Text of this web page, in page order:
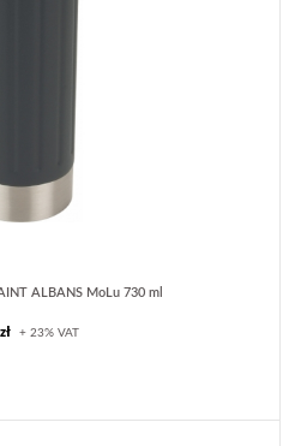
ALBANS MoLu 730 ml
+ 23% VAT